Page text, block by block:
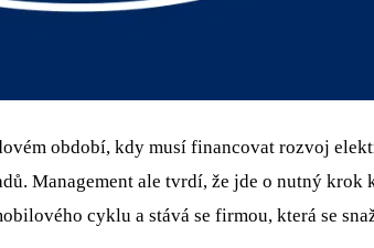
období, kdy musí financovat rozvoj
Management ale tvrdí, že jde o nutný
cyklu a stává se firmou, která se